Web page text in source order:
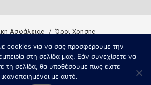
Ασφάλειας Όροι Χρήσης
cookies για να σας προσφέρουμε την
στη σελίδα μας. Εάν συνεχίσετε να
τη σελίδα, θα υποθέσουμε πως είστε
ικανοποιημένοι με αυτό.
2026 Knowledge A.E.